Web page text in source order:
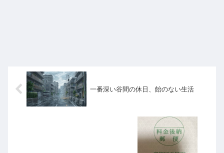
一番深い谷間の休日、飴のない生活